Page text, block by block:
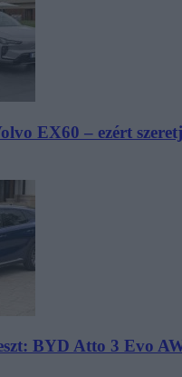
EX60 – ezért
BYD Atto 3 Evo